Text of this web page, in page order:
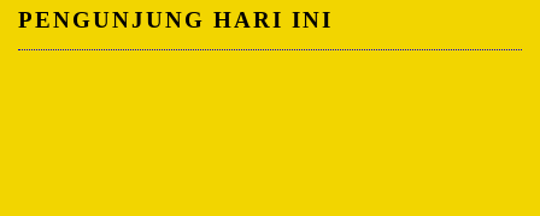
PENGUNJUNG HARI INI